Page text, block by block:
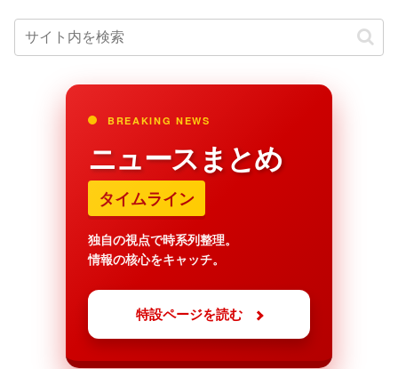
BREAKING NEWS
ニュースまとめ
タイムライン
独自の視点で時系列整理。
情報の核心をキャッチ。
特設ページを読む